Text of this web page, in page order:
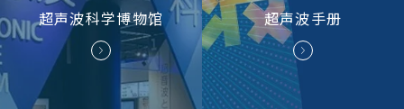
超声波科学博物馆 超声波手册